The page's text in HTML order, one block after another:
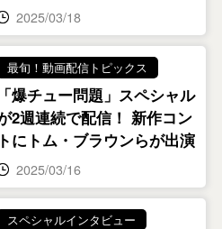
2025/03/18
最旬！動画配信トピックス
「爆チュー問題」スペシャル
2週連続で配信！ 新作コン
トにトム・ブラウンらが出演
2025/03/16
スペシャルインタビュー